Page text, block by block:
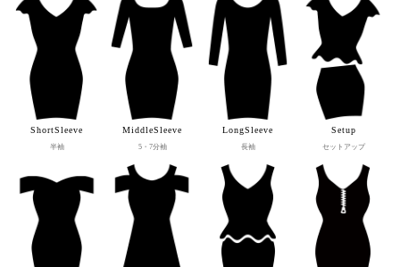
ShortSleeve
半袖
MiddleSleeve
5・7分袖
LongSleeve
長袖
Setup
セットアップ